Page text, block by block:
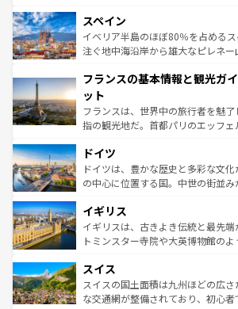
ろん、トスカーナの美しい田園風景
景など、自然景観も見逃せない。
ピザやパスタなど、絶品のイタリ
ませてくれるイタリアで、忘れられ
なお、新着のイタリア情報は
しい。
スペイン
イベリア半島のほぼ80％を占める
注ぐ地中海沿岸から雄大なピレネ
文化が根付くこの国では、情熱的な
れる闘牛、そして美味しいタパスが
る。首都マドリードの洗練された
アートに溢れた街角から、地方で
せる。地方によって風土や気候が異
性で訪れる人を
ンテンツ一覧を参照してほしい。
フランスの基本情報と観光ガ
ット
フランスは、世界中の旅行者を魅
指の観光地だ。首都パリのエッフ
で、幅広い魅力が詰まっている。華
聖堂、美しいビーチ、そして豊か
から魅了する。また、フランスは
いる。シャンパンの発祥地であるラ
香り高いラベンダー畑など、多彩
らに、パリ以外の地域にも魅力が
れる地方に足を運ぶとそれぞれで全
きるだろう。 なお、新着のフラ
を参照してほしい。
ドイツ
ドイツは、豊かな歴史と多彩な文
の中心に位置する国。中世の街並
顔を持つこの国は、どこを歩いても
ルリンの文化的活気、バイエルン
してライン川沿いのワイン畑とい
は、お酒好きな人にはぜひ体験してほしい。 な
ドイツ情報はコンテンツ一覧を参照
イギリス
イギリスは、古きよき伝統と最先
トミンスター寺院や大英博物館の
リアごとに異なる魅力がある。また
ティー、ビール好きにはたまらな
戦など、本場だからこそできる体
スイス
スイスの国土面積は九州ほどの広
な交通網が整備されており、初心